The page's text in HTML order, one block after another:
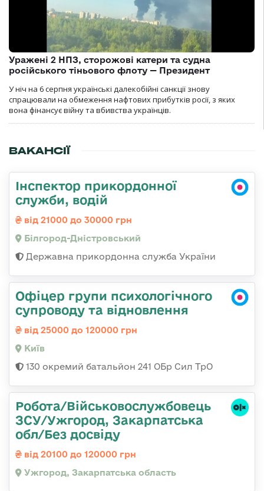
Уражені 2 НПЗ, сторожові катери та судна
російського тіньового флоту — Президент
У ніч на 6 серпня українські далекобійні санкції знову
спрацювали на обмеження нафтових прибутків росії, з яких
вона фінансує війну та вбивства українців.
ВАКАНСІЇ
Інспектор прикордонної
служби, водій
від 21000 до 30000 грн
Білгород-Дністровський
Державна прикордонна служба України
Офіцер групи психологічного
супроводу та відновлення
від 25000 до 120000 грн
Київ
130 окремий батальйон 241 ОБр Сил ТрО
Робота/Військовослужбовець
ЗСУ/Ужгород, Закарпатська
обл/Без досвіду
від 20100 до 120000 грн
Ужгород, Закарпатська область